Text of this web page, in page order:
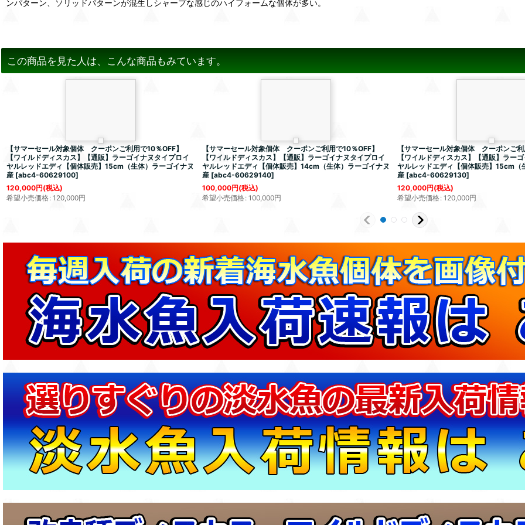
ンパターン、ソリッドパターンが混生しシャープな感じのハイフォームな個体が多い。
この商品を見た人は、こんな商品もみています。
【サマーセール対象個体 クーポンご利用で10％OFF】
【ワイルドディスカス】【通販】ラーゴイナヌタイプロイ
ヤルレッドエディ【個体販売】15cm（生体）ラーゴイナヌ
産 [abc4-60629100]
120,000円(税込)
希望小売価格: 120,000円
【サマーセール対象個体 クーポンご利用で10％OFF】
【ワイルドディスカス】【通販】ラーゴイナヌタイプロイ
ヤルレッドエディ【個体販売】14cm（生体）ラーゴイナヌ
産 [abc4-60629140]
100,000円(税込)
希望小売価格: 100,000円
【サマーセール対象個体 クーポンご
【ワイルドディスカス】【通販】ラー
ヤルレッドエディ【個体販売】15cm（
産 [abc4-60629130]
120,000円(税込)
希望小売価格: 120,000円